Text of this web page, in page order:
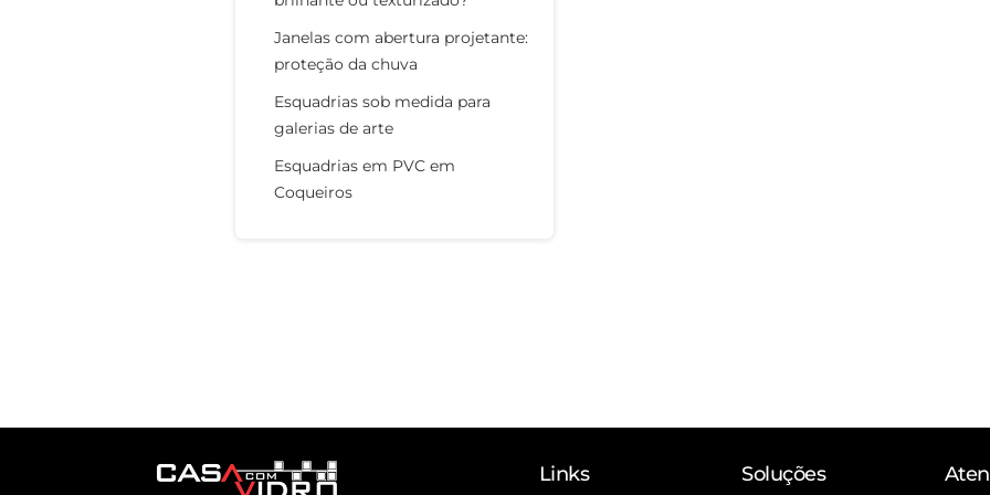
Janelas com abertura projetante:
proteção da chuva
Esquadrias sob medida para
galerias de arte
Esquadrias em PVC em
Coqueiros
Links Soluções